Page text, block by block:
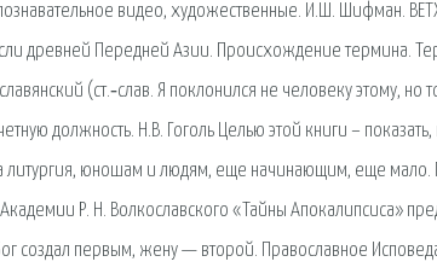
видео, художественные. И.Ш. Шифман.
древней Передней Азии. Происхождение термина.
(ст.‑слав. Я поклонился не человеку этому, но
должность. Н.В. Гоголь Целью этой книги –
литургия, юношам и людям, еще начинающим, еще мало.
Р. Н. Волкославского «Тайны Апокалипсиса»
создал первым, жену — второй. Православное